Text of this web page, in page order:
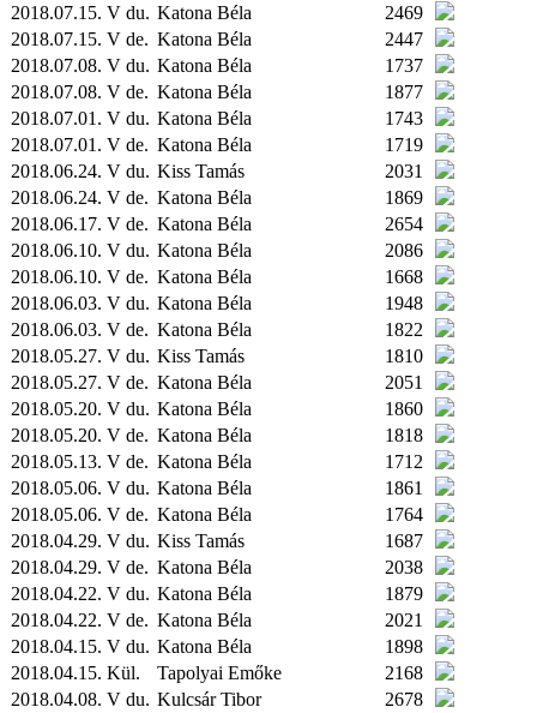
2018.07.15. V du. Katona Béla
2469
2018.07.15. V de. Katona Béla
2447
2018.07.08. V du. Katona Béla
1737
2018.07.08. V de. Katona Béla
1877
2018.07.01. V du. Katona Béla
1743
2018.07.01. V de. Katona Béla
1719
2018.06.24. V du. Kiss Tamás
2031
2018.06.24. V de. Katona Béla
1869
2018.06.17. V de. Katona Béla
2654
2018.06.10. V du. Katona Béla
2086
2018.06.10. V de. Katona Béla
1668
2018.06.03. V du. Katona Béla
1948
2018.06.03. V de. Katona Béla
1822
2018.05.27. V du. Kiss Tamás
1810
2018.05.27. V de. Katona Béla
2051
2018.05.20. V du. Katona Béla
1860
2018.05.20. V de. Katona Béla
1818
2018.05.13. V de. Katona Béla
1712
2018.05.06. V du. Katona Béla
1861
2018.05.06. V de. Katona Béla
1764
2018.04.29. V du. Kiss Tamás
1687
2018.04.29. V de. Katona Béla
2038
2018.04.22. V du. Katona Béla
1879
2018.04.22. V de. Katona Béla
2021
2018.04.15. V du. Katona Béla
1898
2018.04.15. Kül. Tapolyai Emőke
2168
2018.04.08. V du. Kulcsár Tibor
2678